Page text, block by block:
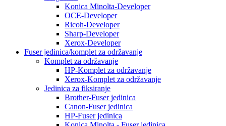
Konica Minolta-Developer
OCE-Developer
Ricoh-Developer
Sharp-Developer
Xerox-Developer
Fuser jedinica/komplet za održavanje
Komplet za održavanje
HP-Komplet za održavanje
Xerox-Komplet za održavanje
Jedinica za fiksiranje
Brother-Fuser jedinica
Canon-Fuser jedinica
HP-Fuser jedinica